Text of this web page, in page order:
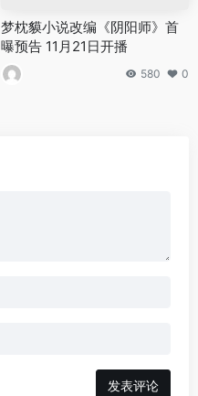
梦枕貘小说改编《阴阳师》首
曝预告 11月21日开播
580 0
发表评论